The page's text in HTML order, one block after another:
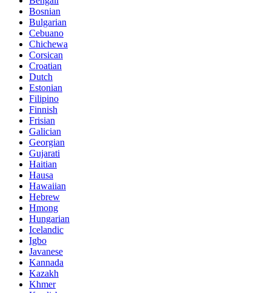
Bosnian
Bulgarian
Cebuano
Chichewa
Corsican
Croatian
Dutch
Estonian
Filipino
Finnish
Frisian
Galician
Georgian
Gujarati
Haitian
Hausa
Hawaiian
Hebrew
Hmong
Hungarian
Icelandic
Igbo
Javanese
Kannada
Kazakh
Khmer